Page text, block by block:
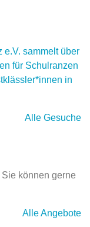
e.V. sammelt über
für Schulranzen
in
Alle Gesuche
können gerne
Alle Angebote